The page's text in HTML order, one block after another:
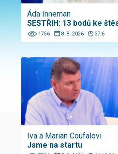
Áda Inneman
SESTŘIH: 13 bodů ke
1756 8. 8. 2026 37:6
Iva a Marian Coufalovi
Jsme na startu